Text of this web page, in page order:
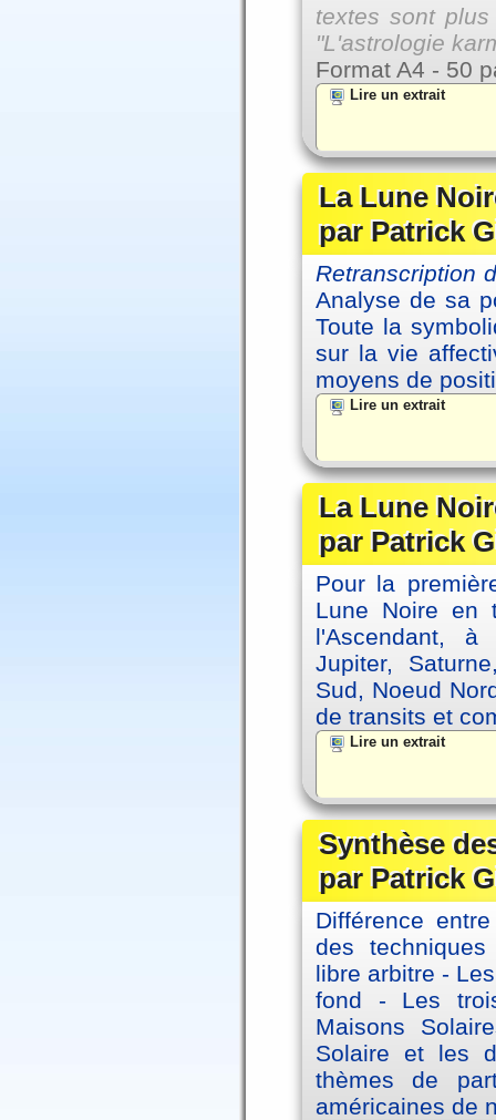
textes sont
"L'astrologie
Format A4 - 50
Lire un extrait
La Lune
par Patrick
Retranscription
Analyse de sa
Toute la
sur la vie
moyens de
Lire un extrait
La Lune
par Patrick
Pour la
Lune Noire en
l'Ascendant,
Jupiter,
Sud, Noeud
de transits et
Lire un extrait
Synthèse
par Patrick
Différence
des
libre arbitre -
fond - Les
Maisons
Solaire et les
thèmes de
américaines de